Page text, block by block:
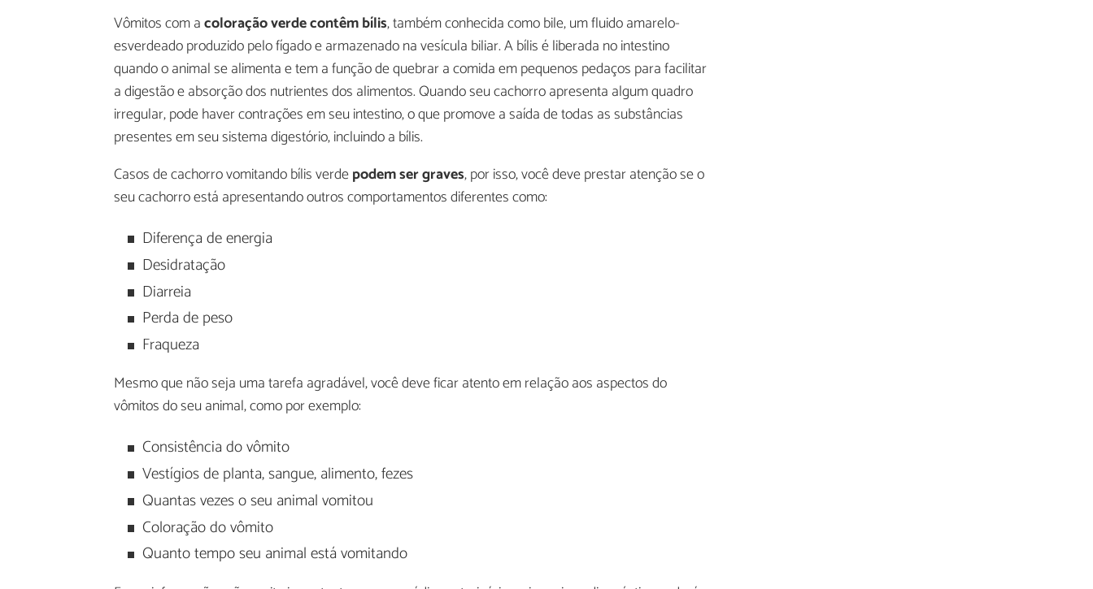
Vômitos com acoloração verde contêm bílis, também conhecida como bile, um fluido amarelo-
esverdeado produzido pelo fígado e armazenado na vesícula biliar. A bílis é liberada no intestino
quando o animal se alimenta e tem a função de quebrar a comida em pequenos pedaços para facilitar
a digestão e absorção dos nutrientes dos alimentos. Quando seu cachorro apresenta algum quadro
irregular, pode haver contrações em seu intestino, o que promove a saída de todas as substâncias
presentes em seu sistema digestório, incluindo a bílis.
Casos de cachorro vomitando bílis verdepodem ser graves, por isso, você deve prestar atenção se o
seu cachorro está apresentando outros comportamentos diferentes como:
Diferença de energia
Desidratação
Diarreia
Perda de peso
Fraqueza
Mesmo que não seja uma tarefa agradável, você deve ficar atento em relação aos aspectos do
vômitos do seu animal, como por exemplo:
Consistência do vômito
Vestígios de planta, sangue, alimento, fezes
Quantas vezes o seu animal vomitou
Coloração do vômito
Quanto tempo seu animal está vomitando